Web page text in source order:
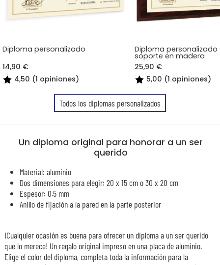
Diploma personalizado
14,90 €
4,50 (1 opiniones)
Diploma personalizado
soporte en madera
25,90 €
5,00 (1 opiniones)
Todos los diplomas personalizados
Un diploma original para honorar a un ser
querido
Material: aluminio
Dos dimensiones para elegir: 20 x 15 cm o 30 x 20 cm
Espesor: 0.5 mm
Anillo de fijación a la pared en la parte posterior
¡Cualquier ocasión es buena para ofrecer un diploma a un ser querido
que lo merece! Un regalo original impreso en una placa de aluminio.
Elige el color del diploma, completa toda la información para la